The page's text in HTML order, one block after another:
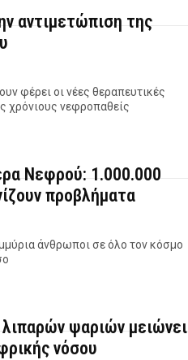
αντιμετώπιση της
φέρει οι νέες θεραπευτικές
χρόνιους νεφροπαθείς
Νεφρού: 1.000.000
προβλήματα
άνθρωποι σε όλο τον κόσμο
ψαριών μειώνει
νόσου